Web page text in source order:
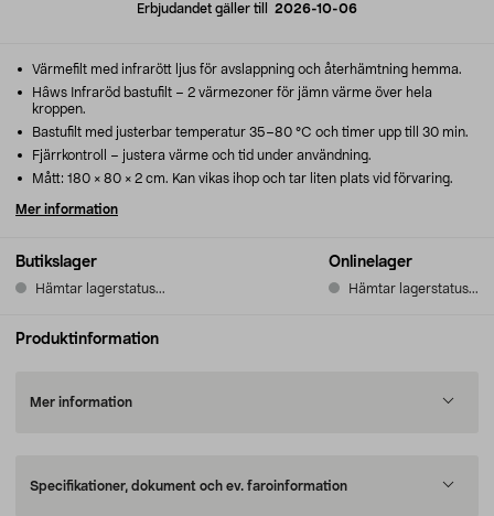
Erbjudandet gäller till 2026-10-06
Butikslager
Hämtar lagerstatus...
Onlinelager
Hämtar lagerstatus...
Värmefilt med infrarött ljus för avslappning och återhämtning hemma.
Hâws Infraröd bastufilt – 2 värmezoner för jämn värme över hela
kroppen.
Bastufilt med justerbar temperatur 35–80 °C och timer upp till 30 min.
Fjärrkontroll – justera värme och tid under användning.
Mått: 180 × 80 × 2 cm. Kan vikas ihop och tar liten plats vid förvaring.
Mer information
Produktinformation
Mer information
Specifikationer, dokument och ev. faroinformation